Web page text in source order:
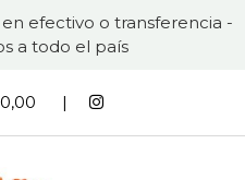
efectivo o transferencia -
a todo el país